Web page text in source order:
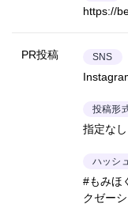
https://
PR投稿 SNS
投稿形
指定なし
ハッシ
#もみほ
クゼー